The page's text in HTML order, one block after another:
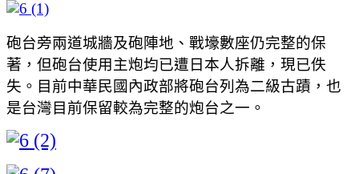
砲台旁兩道城牆及砲陣地、戰壕數座仍完整的保
著，但砲台使用主炮均已遭日本人拆離，現已佚
失。目前中華民國內政部將砲台列為二級古蹟，也
是台灣目前保留較為完整的炮台之一。